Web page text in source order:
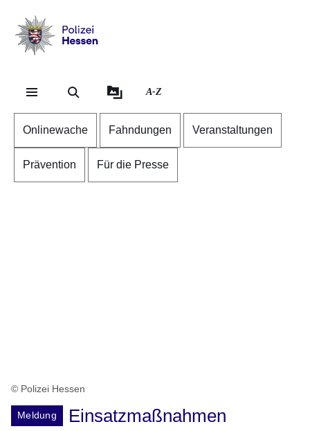
Hessen
A-Z
Onlinewache Fahndungen Veranstaltungen
Prävention Für die Presse
© Polizei Hessen
Meldung
Einsatzmaßnahmen